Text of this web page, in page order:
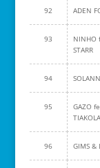
92 ADEN
93
NINHO
STARR
94 SOLANN
95
GAZO
TIAKOLA
96 GIMS &